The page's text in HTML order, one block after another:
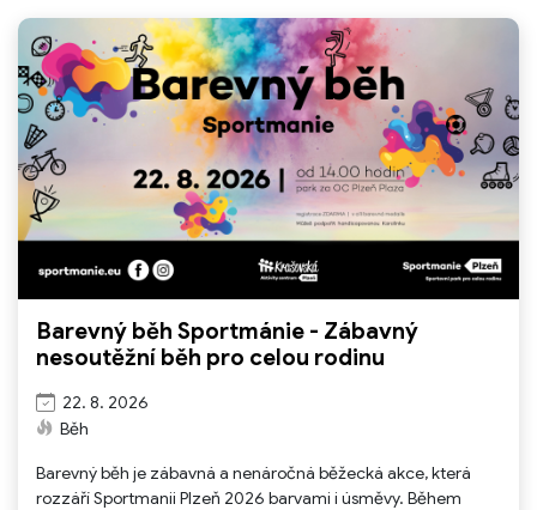
Barevný běh Sportmánie - Zábavný
nesoutěžní běh pro celou rodinu
22. 8. 2026
Běh
Barevný běh je zábavná a nenáročná běžecká akce, která
rozzáří Sportmanii Plzeň 2026 barvami i úsměvy. Během